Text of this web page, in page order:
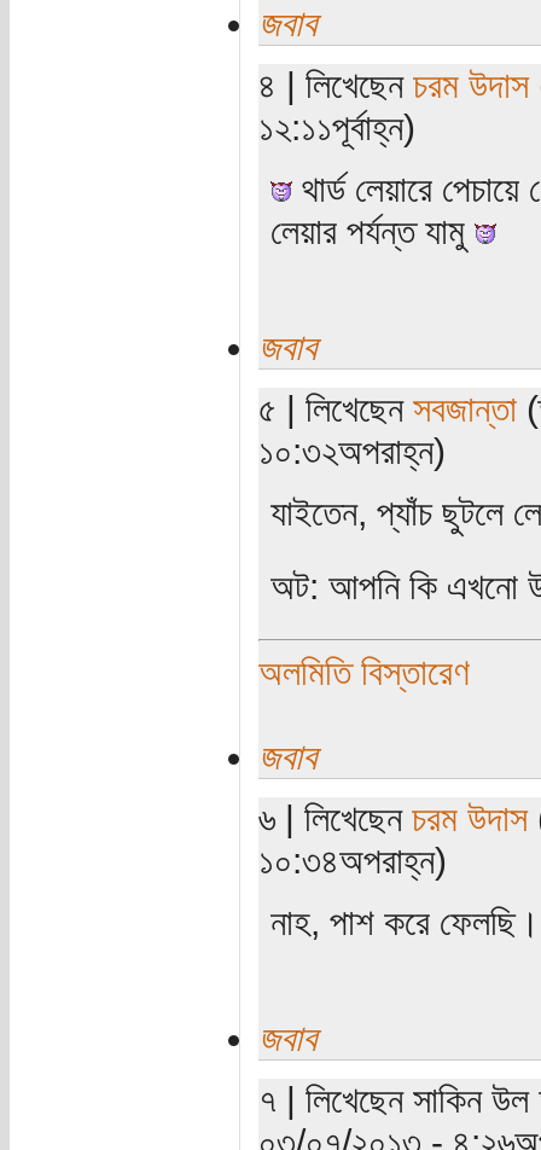
জবাব
৪ | লিখেছেন চরম উদাস
১২:১১পূর্বাহ্ন)
থার্ড লেয়ারে
লেয়ার পর্যন্ত যামু
জবাব
৫ | লিখেছেন সবজান্তা
১০:৩২অপরাহ্ন)
যাইতেন, প্যাঁচ ছুটলে
অট: আপনি কি এখনো
অলমিতি বিস্তারেণ
জবাব
৬ | লিখেছেন চরম উদাস
১০:৩৪অপরাহ্ন)
নাহ, পাশ করে ফেলছি।
জবাব
৭ | লিখেছেন সাকিন
০৩/০৭/২০১৩ -